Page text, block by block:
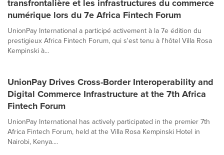
transfrontalière et les infrastructures du commerce
numérique lors du 7e Africa Fintech Forum
UnionPay International a participé activement à la 7e édition du
prestigieux Africa Fintech Forum, qui s'est tenu à l'hôtel Villa Rosa
Kempinski à...
UnionPay Drives Cross-Border Interoperability and
Digital Commerce Infrastructure at the 7th Africa
Fintech Forum
UnionPay International has actively participated in the premier 7th
Africa Fintech Forum, held at the Villa Rosa Kempinski Hotel in
Nairobi, Kenya....